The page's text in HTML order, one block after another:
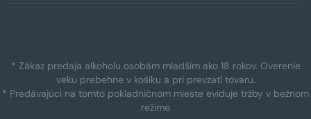
* Zákaz predaja alkoholu osobám mladším ako 18 rokov. Overenie
veku prebehne v košíku a pri prevzatí tovaru.
* Predávajúci na tomto pokladničnom mieste eviduje tržby v bežnom
režime